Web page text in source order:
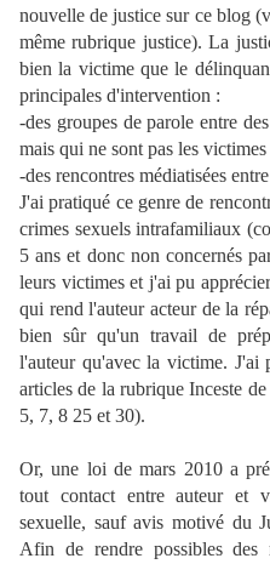
nouvelle de justice sur ce blog
même rubrique justice). La
bien la victime que le
principales d'intervention :
-des groupes de parole entre
mais qui ne sont pas les victimes
-des rencontres médiatisées
J'ai pratiqué ce genre de
crimes sexuels intrafamiliaux
5 ans et donc non concernés
leurs victimes et j'ai pu
qui rend l'auteur acteur de la
bien sûr qu'un travail de
l'auteur qu'avec la victime. J'ai
articles de la rubrique Inceste
5, 7, 8 25 et 30).
Or, une loi de mars 2010 a
tout contact entre auteur et
sexuelle, sauf avis motivé du
Afin de rendre possibles des